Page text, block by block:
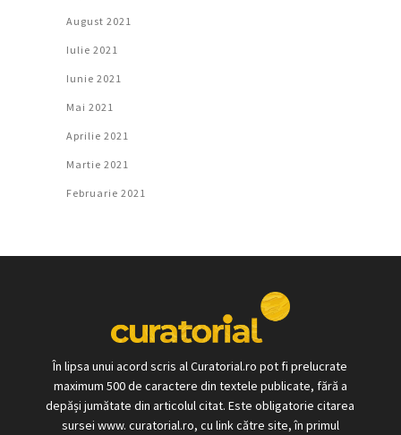
August 2021
Iulie 2021
Iunie 2021
Mai 2021
Aprilie 2021
Martie 2021
Februarie 2021
În lipsa unui acord scris al Curatorial.ro pot fi prelucrate
maximum 500 de caractere din textele publicate, fără a
depăși jumătate din articolul citat. Este obligatorie citarea
sursei www. curatorial.ro, cu link către site, în primul